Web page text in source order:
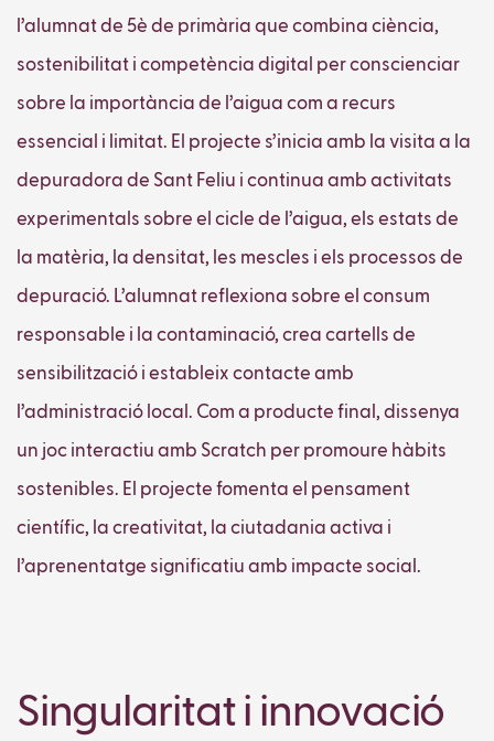
l’alumnat de 5è de primària que combina ciència,
sostenibilitat i competència digital per conscienciar
sobre la importància de l’aigua com a recurs
essencial i limitat. El projecte s’inicia amb la visita a la
depuradora de Sant Feliu i continua amb activitats
experimentals sobre el cicle de l’aigua, els estats de
la matèria, la densitat, les mescles i els processos de
depuració. L’alumnat reflexiona sobre el consum
responsable i la contaminació, crea cartells de
sensibilització i estableix contacte amb
l’administració local. Com a producte final, dissenya
un joc interactiu amb Scratch per promoure hàbits
sostenibles. El projecte fomenta el pensament
científic, la creativitat, la ciutadania activa i
l’aprenentatge significatiu amb impacte social.
Singularitat i innovació